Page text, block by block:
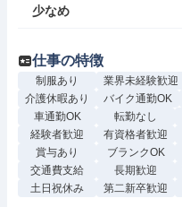
少なめ
仕事の特徴
制服あり 業界未経験歓迎
介護休暇あり
バイク通勤OK
車通勤OK
転勤なし
経験者歓迎
有資格者歓迎
賞与あり
ブランクOK
交通費支給
長期歓迎
土日祝休み
第二新卒歓迎